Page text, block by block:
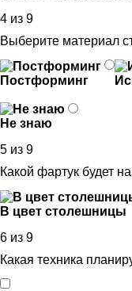
4 из 9
Выберите материал
Постформинг
Не знаю
5 из 9
Какой фартук будет
В цвет столешницы
6 из 9
Какая техника